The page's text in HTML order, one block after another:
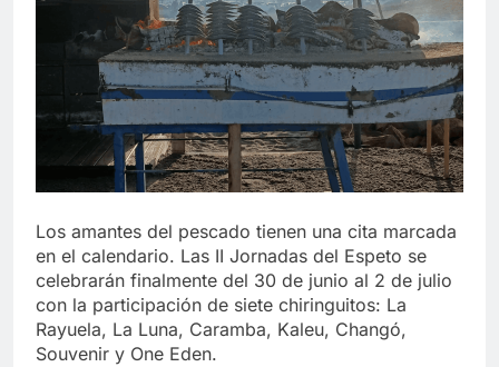
echa el cierre con éxito
rotundo
2 Semanas Atrás
La Mancomunidad y el Banco
de Alimentos del Campo de
Gibraltar renuevan su
convenio de colaboración
2 Semanas Atrás
Tráfico especial para
despedir la feria. Ojo si vas
a Santa Bárbara
2 Semanas Atrás
lo alto: Antonio José, fuegos
artificiales y música hasta el
amanecer
2 Semanas Atrás
Los amantes del pescado tienen una cita marcada
en el calendario. Las II Jornadas del Espeto se
celebrarán finalmente del 30 de junio al 2 de julio
con la participación de siete chiringuitos: La
Rayuela, La Luna, Caramba, Kaleu, Changó,
Souvenir y One Eden.